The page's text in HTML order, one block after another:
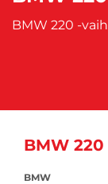
BMW 220
BMW